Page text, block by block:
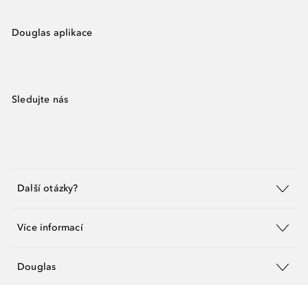
Douglas aplikace
Sledujte nás
Další otázky?
Více informací
Douglas